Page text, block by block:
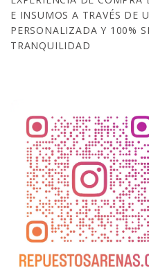
E INSUMOS A TRAVÉS DE
PERSONALIZADA Y 100%
TRANQUILIDAD